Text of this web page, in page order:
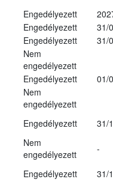
Engedélyezett
Engedélyezett
31/
Engedélyezett
31/
Nem
engedélyezett
Engedélyezett
01/
Nem
engedélyezett
Engedélyezett 31/
Nem
engedélyezett
-
Engedélyezett 31/